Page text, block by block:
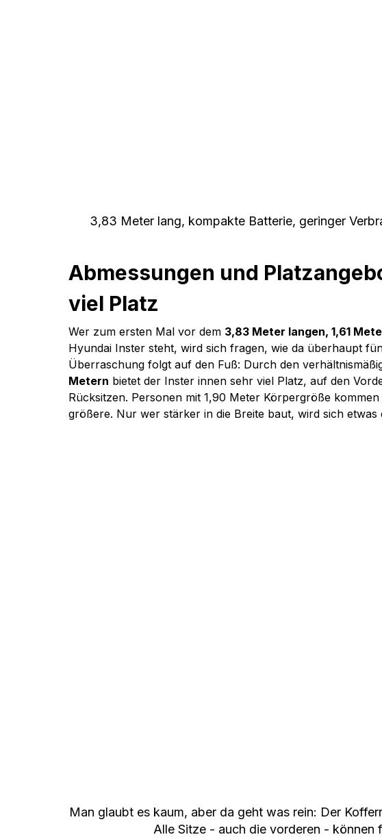
3,83 Meter lang, kompakte Batterie, geringer
Abmessungen und
viel Platz
Wer zum ersten Mal vor dem 3,83 Meter langen, 1,61
Hyundai Inster steht, wird sich fragen, wie da überhaupt
Überraschung folgt auf den Fuß: Durch den
Metern bietet der Inster innen sehr viel Platz, auf den
Rücksitzen. Personen mit 1,90 Meter Körpergröße
größere. Nur wer stärker in die Breite baut, wird sich etwas
Man glaubt es kaum, aber da geht was rein: Der
Alle Sitze - auch die vorderen - können